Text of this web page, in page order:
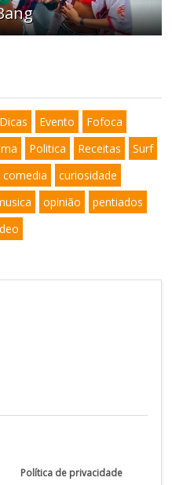
Dicas Evento
Fofoca
Politica Receitas
Surf
comedia
curiosidade
opinião
pentiados
Política de privacidade